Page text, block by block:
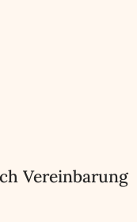
Vereinbarung